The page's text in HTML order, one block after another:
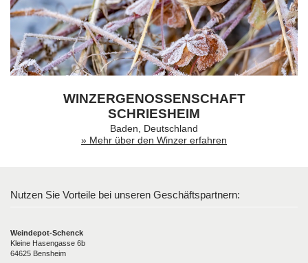
WINZERGENOSSENSCHAFT
SCHRIESHEIM
Baden, Deutschland
» Mehr über den Winzer erfahren
Nutzen Sie Vorteile bei unseren Geschäftspartnern:
Weindepot-Schenck
Kleine Hasengasse 6b
64625 Bensheim